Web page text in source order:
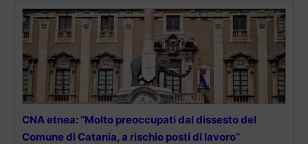
CNA etnea: “Molto preoccupati dal dissesto del
Comune di Catania, a rischio posti di lavoro”